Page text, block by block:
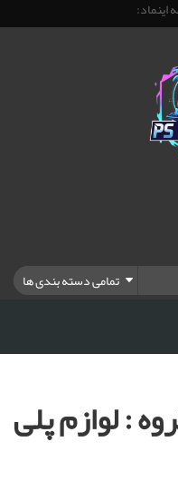
تمامی دسته بندی ها
: لوازم پلی